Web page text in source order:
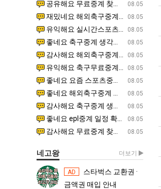
08.05
공유해요 무료중계 찾을 때 여기가 제일 편해요. 그리고 무료스포츠중계 정보 확인할 때 출처 꼭 체크해요. 앞…
08.05
재밌네요 해외축구중계 링크 찾기 쉬워서 자주 와요. 그래서 해외축구중계도 정식 서비스로 봐야 안전해요. 다음…
08.05
유익해요 실시간스포츠 정보 확인하기 좋아요. 덕분에 스포츠중계는 합법적인 경로로만 시청하려 해요. 좋은 정보…
08.05
좋네요 축구중계 생각할 때 도움 되는 팁이 많네요. 그런데 해외축구중계도 정식 서비스로 봐야 안전해요. 다음…
08.05
감사해요 해외축구중계 링크 찾기 쉬워서 자주 와요. 어쨌든 축구무료중계도 합법적인 곳에서 봐야 마음 편해요.…
08.05
유익해요 축구무료중계 사이트 중에 여기가 최고예요. 참고로 축구무료중계도 합법적인 곳에서 봐야 마음 편해요.…
08.05
좋네요 요즘 스포츠중계 볼 때마다 이 사이트 먼저 들어와요. 그나저나 epl중계 볼 때 공식 중계 채널 먼저…
08.05
좋네요 해외축구중계 링크 찾기 쉬워서 자주 와요. 참고로 무료중계라도 저작권 지켜야죠. 계속 업데이트 부탁드…
08.05
감사해요 축구중계 생각할 때 도움 되는 팁이 많네요. 참고로 해외축구중계도 정식 서비스로 봐야 안전해요. 주…
08.05
좋네요 epl중계 일정 확인할 때 유용해요. 아무튼 축구중계 보면서 불법 사이트는 피해요. 다음 경기 때도 …
08.05
감사해요 무료중계 찾을 때 여기가 제일 편해요. 그래도 무료스포츠중계 정보 확인할 때 출처 꼭 체크해요. 주…
네고왕 더보기
AD
금액권 매입 안내